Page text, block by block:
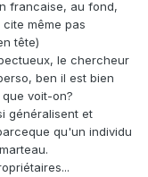
francaise, au fond,
même pas
tête)
le chercheur
ben il est bien
voit-on?
généralisent et
qu'un individu